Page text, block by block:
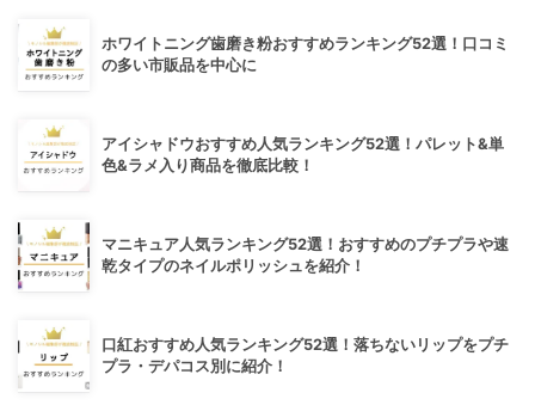
ホワイトニング歯磨き粉おすすめランキング52選！口コミ
の多い市販品を中心に
アイシャドウおすすめ人気ランキング52選！パレット&単
色&ラメ入り商品を徹底比較！
マニキュア人気ランキング52選！おすすめのプチプラや速
乾タイプのネイルポリッシュを紹介！
口紅おすすめ人気ランキング52選！落ちないリップをプチ
プラ・デパコス別に紹介！